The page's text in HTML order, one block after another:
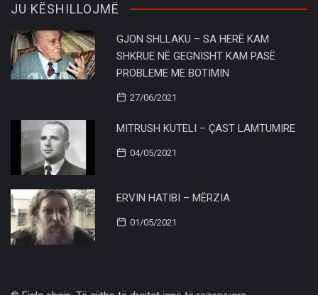
JU KËSHILLOJMË
GJON SHLLAKU – SA HERË KAM
SHKRUE NË GEGNISHT KAM PASË
PROBLEME ME BOTIMIN
27/06/2021
MITRUSH KUTELI – ÇAST LAMTUMIRE
04/05/2021
ERVIN HATIBI – MËRZIA
01/05/2021